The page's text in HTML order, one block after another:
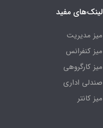
لینک‌های مفید
میز مدیریت
میز کنفرانس
میز کارگروهی
صندلی اداری
میز کانتر